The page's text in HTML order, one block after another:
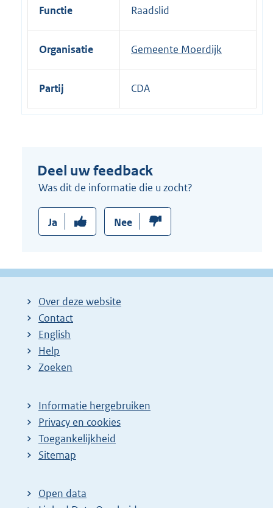
Functie Raadslid
Organisatie Gemeente Moerdijk
Partij CDA
Deel uw feedback
Was dit de informatie die u zocht?
Ja Nee
Over deze website
Contact
English
Help
Zoeken
Informatie hergebruiken
Privacy en cookies
Toegankelijkheid
Sitemap
Open data